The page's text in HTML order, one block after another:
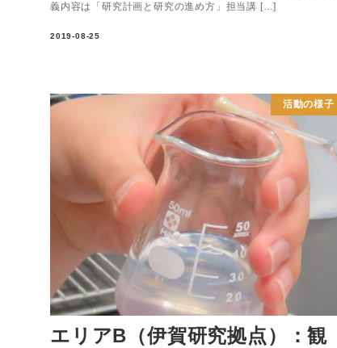
義内容は「研究計画と研究の進め方」担当講 […]
2019-08-25
活動の様子
エリアB（伊賀研究拠点）：観